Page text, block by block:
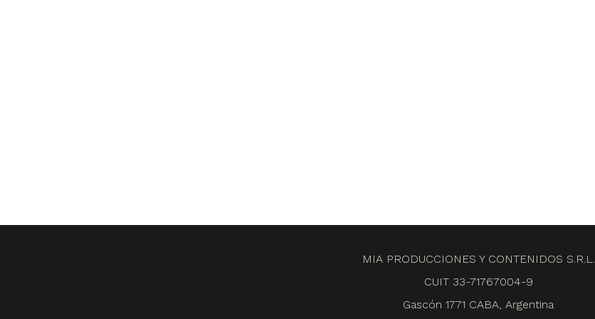
MIA PRODUCCIONES Y CONTENIDOS S.R.L.
CUIT 33-71767004-9
Gascón 1771 CABA, Argentina